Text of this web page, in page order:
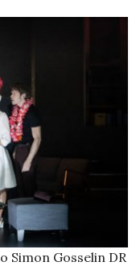
Simon Gosselin DR